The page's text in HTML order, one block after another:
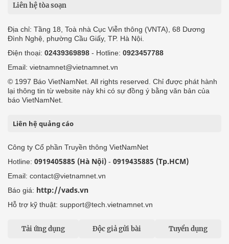
Liên hệ tòa soạn
Địa chỉ: Tầng 18, Toà nhà Cục Viễn thông (VNTA), 68 Dương
Đình Nghệ, phường Cầu Giấy, TP. Hà Nội.
Điện thoại: 02439369898 - Hotline: 0923457788
Email: vietnamnet@vietnamnet.vn
© 1997 Báo VietNamNet. All rights reserved. Chỉ được phát hành
lại thông tin từ website này khi có sự đồng ý bằng văn bản của
báo VietNamNet.
Liên hệ quảng cáo
Công ty Cổ phần Truyền thông VietNamNet
Hotline: 0919405885 (Hà Nội) - 0919435885 (Tp.HCM)
Email: contact@vietnamnet.vn
Báo giá: http://vads.vn
Hỗ trợ kỹ thuật: support@tech.vietnamnet.vn
Tải ứng dụng Độc giả gửi bài Tuyển dụng